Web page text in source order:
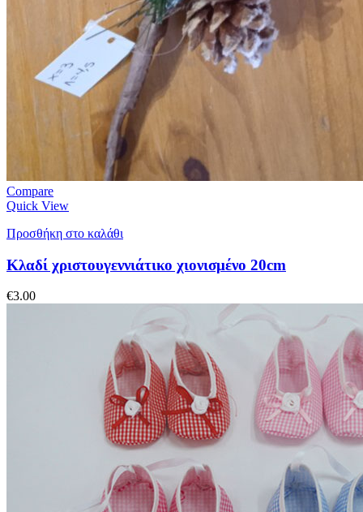
Compare
Quick View
Προσθήκη στο καλάθι
Κλαδί χριστουγεννιάτικο χιονισμένο 20cm
€3.00